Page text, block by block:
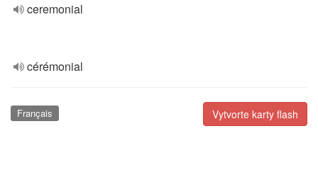
ceremonial
cérémonial
Vytvorte karty flash
Français